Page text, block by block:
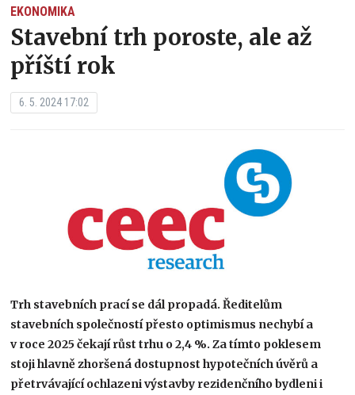
EKONOMIKA
Stavební trh poroste, ale až
příští rok
6. 5. 2024 17:02
Trh stavebních prací se dál propadá. Ředitelům
stavebních společností přesto optimismus nechybí a
v roce 2025 čekají růst trhu o 2,4 %. Za tímto poklesem
stoji hlavně zhoršená dostupnost hypotečních úvěrů a
přetrvávající ochlazeni výstavby rezidenčního bydleni i